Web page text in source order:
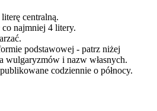
centralną.
co najmniej 4 litery.
podstawowej - patrz niżej
wulgaryzmów i nazw własnych.
codziennie o północy.